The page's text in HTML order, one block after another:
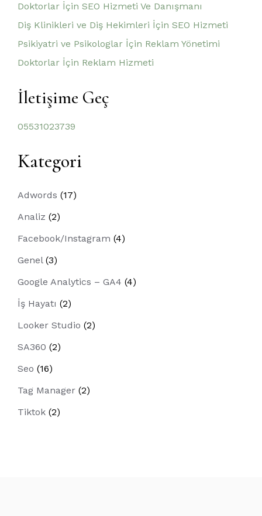
Doktorlar İçin SEO Hizmeti Ve Danışmanı
Diş Klinikleri ve Diş Hekimleri İçin SEO Hizmeti
Psikiyatri ve Psikologlar İçin Reklam Yönetimi
Doktorlar İçin Reklam Hizmeti
İletişime Geç
05531023739
Kategori
Adwords (17)
Analiz (2)
Facebook/Instagram (4)
Genel(3)
Google Analytics – GA4 (4)
İş Hayatı (2)
Looker Studio (2)
SA360 (2)
Seo (16)
Tag Manager (2)
Tiktok (2)